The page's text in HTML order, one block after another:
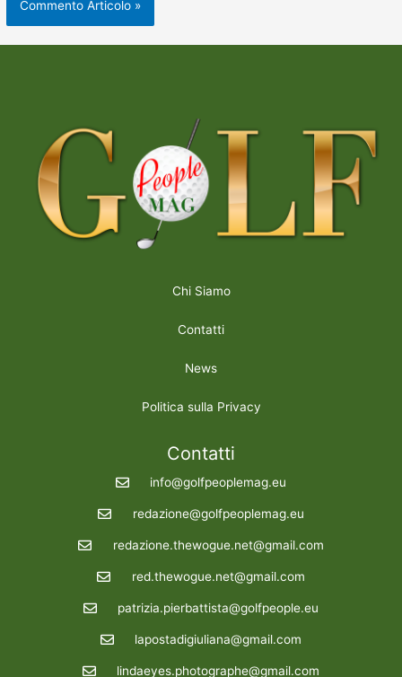
Chi Siamo
Contatti
News
Politica sulla Privacy
Contatti
info@golfpeoplemag.eu
redazione@golfpeoplemag.eu
redazione.thewogue.net@gmail.com
red.thewogue.net@gmail.com
patrizia.pierbattista@golfpeople.eu
lapostadigiuliana@gmail.com
lindaeyes.photographe@gmail.com